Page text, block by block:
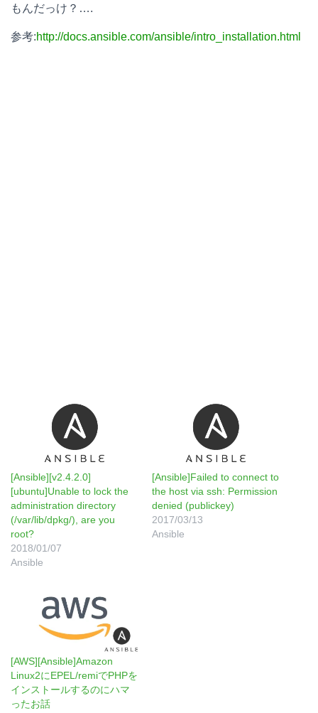
もんだっけ？….
参考:http://docs.ansible.com/ansible/intro_installation.html
[Ansible][v2.4.2.0]
[ubuntu]Unable to lock the
administration directory
(/var/lib/dpkg/), are you
root?
2018/01/07
Ansible
[Ansible]Failed to connect to
the host via ssh: Permission
denied (publickey)
2017/03/13
Ansible
[AWS][Ansible]Amazon
Linux2にEPEL/remiでPHPを
インストールするのにハマ
ったお話